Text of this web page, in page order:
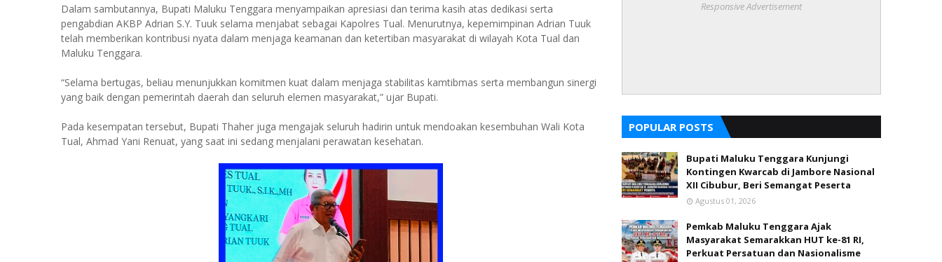
Dalam sambutannya, Bupati Maluku Tenggara menyampaikan apresiasi dan terima kasih atas dedikasi serta
pengabdian AKBP Adrian S.Y. Tuuk selama menjabat sebagai Kapolres Tual. Menurutnya, kepemimpinan Adrian Tuuk
telah memberikan kontribusi nyata dalam menjaga keamanan dan ketertiban masyarakat di wilayah Kota Tual dan
Maluku Tenggara.
“Selama bertugas, beliau menunjukkan komitmen kuat dalam menjaga stabilitas kamtibmas serta membangun sinergi
yang baik dengan pemerintah daerah dan seluruh elemen masyarakat,” ujar Bupati.
Pada kesempatan tersebut, Bupati Thaher juga mengajak seluruh hadirin untuk mendoakan kesembuhan Wali Kota
Tual, Ahmad Yani Renuat, yang saat ini sedang menjalani perawatan kesehatan.
Responsive Advertisement
POPULAR POSTS
Bupati Maluku Tenggara Kunjungi
Kontingen Kwarcab di Jambore Nasional
XII Cibubur, Beri Semangat Peserta
Agustus 01, 2026
Pemkab Maluku Tenggara Ajak
Masyarakat Semarakkan HUT ke-81 RI,
Perkuat Persatuan dan Nasionalisme